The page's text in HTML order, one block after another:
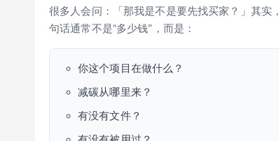
很多人会问：「那我是不是要先找买家？」其实，
句话通常不是“多少钱”，而是：
你这个项目在做什么？
减碳从哪里来？
有没有文件？